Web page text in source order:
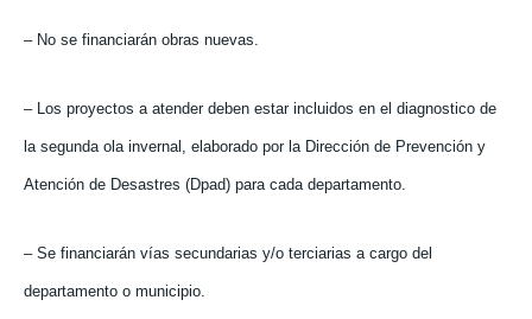
– No se financiarán obras nuevas.
– Los proyectos a atender deben estar incluidos en el diagnostico de
la segunda ola invernal, elaborado por la Dirección de Prevención y
Atención de Desastres (Dpad) para cada departamento.
– Se financiarán vías secundarias y/o terciarias a cargo del
departamento o municipio.